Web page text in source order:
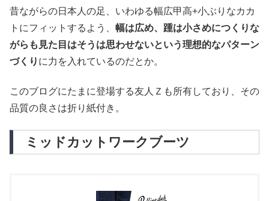
昔ながらの日本人の足、いわゆる幅広甲高+小ぶりなカカ
トにフィットするよう、 幅は広め、踵は小さめにつくりな
がらも見た目はそうは思わせないという理想的なパターン
づくり に力を入れているのだとか。
このブログにたまに登場する友人Ｚも所有しており、その
品質の良さは折り紙付き。
ミッドカットワークブーツ